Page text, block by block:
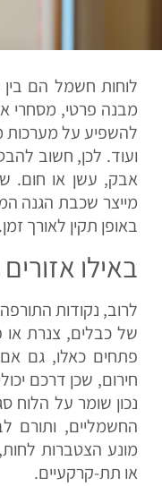
לוחות חשמל הם בין
מבנה פרטי, מסחרי
להשפיע על מערכות
ועוד. לכן, חשוב
אבק, עשן או חום.
מייצר שכבת הגנה
באופן תקין לאורך זמן.
באילו
לרוב, נקודות
של כבלים, צנרת או
פתחים כאלו, גם אם
חירום, שכן דרכם
נכון שומר על הלוח
החשמליים, ותורם
מונע הצטברות
או תת-קרקעיים.